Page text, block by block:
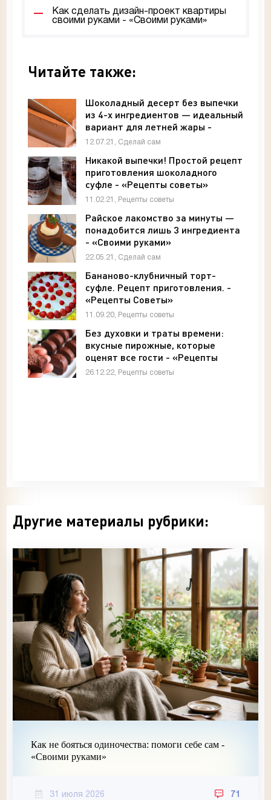
Как сделать дизайн-проект квартиры
своими руками - «Своими руками»
Читайте также:
Шоколадный десерт без выпечки
из 4-х ингредиентов — идеальный
вариант для летней жары -
«Своими руками»
12.07.21, Сделай сам
Никакой выпечки! Простой рецепт
приготовления шоколадного
суфле - «Рецепты советы»
11.02.21, Рецепты советы
Райское лакомство за минуты —
понадобится лишь 3 ингредиента
- «Своими руками»
22.05.21, Сделай сам
Бананово-клубничный торт-
суфле. Рецепт приготовления. -
«Рецепты Советы»
11.09.20, Рецепты советы
Без духовки и траты времени:
вкусные пирожные, которые
оценят все гости - «Рецепты
советы»
26.12.22, Рецепты советы
Другие материалы рубрики:
Как не бояться одиночества: помоги себе сам -
«Своими руками»
31 июля 2026 71